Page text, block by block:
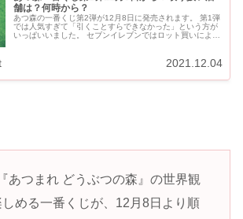
舗は？何時から？
あつ森の一番くじ第2弾が12月8日に発売されます。 第1弾
では人気すぎて「引くことすらできなかった」という方が
いっぱいいました。 セブンイレブンではロット買いによ
2021.12.04
あつまれ どうぶつの森』の世界観
める一番くじが、12月8日より順